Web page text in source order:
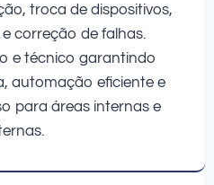
troca de dispositivos,
correção de falhas.
e técnico garantindo
automação eficiente e
para áreas internas e